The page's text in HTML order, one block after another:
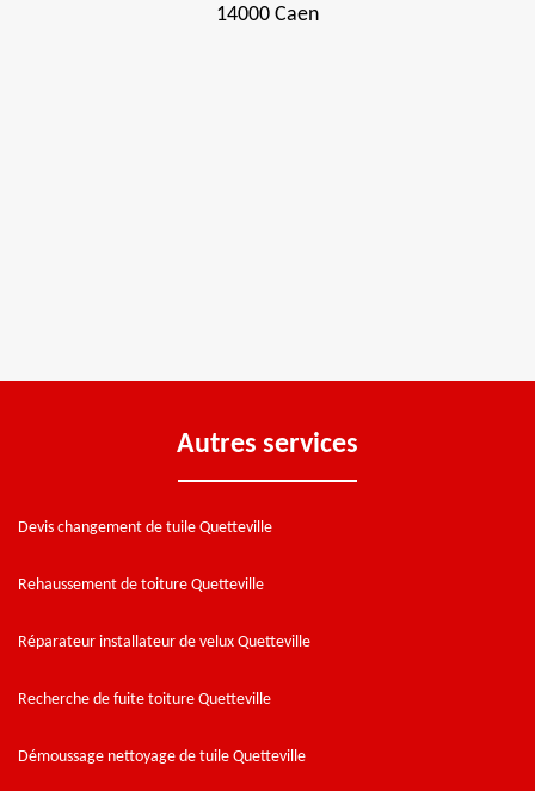
14000 Caen
Autres services
Devis changement de tuile Quetteville
Rehaussement de toiture Quetteville
Réparateur installateur de velux Quetteville
Recherche de fuite toiture Quetteville
Démoussage nettoyage de tuile Quetteville